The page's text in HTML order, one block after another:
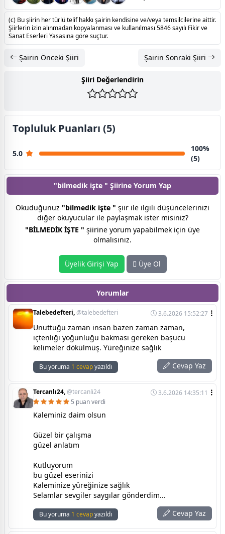
(c) Bu şiirin her türlü telif hakkı şairin kendisine ve/veya temsilcilerine aittir.
Şiirlerin izin alınmadan kopyalanması ve kullanılması 5846 sayılı Fikir ve
Sanat Eserleri Yasasına göre suçtur.
Şairin Önceki Şiiri Şairin Sonraki Şiiri
Şiiri Değerlendirin
Topluluk Puanları (5)
5.0
100%
(5)
"bilmedik işte " Şiirine Yorum Yap
Okuduğunuz "bilmedik işte " şiir ile ilgili düşüncelerinizi
diğer okuyucular ile paylaşmak ister misiniz?
"BİLMEDİK İŞTE " şiirine yorum yapabilmek için üye
olmalısınız.
Üyelik Girişi Yap Üye Ol
Yorumlar
Talebedefteri,@talebedefteri 3.6.2026 15:52:27
Unuttuğu zaman insan bazen zaman zaman,
içtenliği yoğunluğu bakması gereken başucu
kelimeler dökülmüş. Yüreğinize sağlık
Bu yoruma 1 cevapyazıldı Cevap Yaz
Tercanlı24,@tercanli24
3.6.2026 14:35:11
5 puan verdi
Kaleminiz daim olsun
Güzel bir çalışma
güzel anlatım
Kutluyorum
bu güzel eserinizi
Kaleminize yüreğinize sağlık
Selamlar sevgiler saygılar gönderdim...
Bu yoruma 1 cevapyazıldı Cevap Yaz